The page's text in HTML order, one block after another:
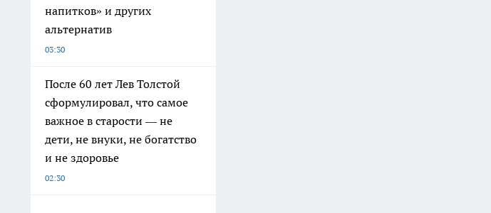
напитков» и других
альтернатив
03:30
После 60 лет Лев Толстой
сформулировал, что самое
важное в старости — не
дети, не внуки, не богатство
и не здоровье
02:30